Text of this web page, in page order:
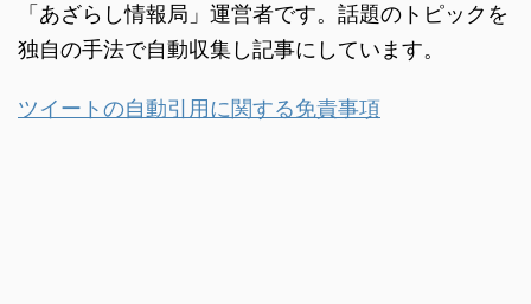
「あざらし情報局」運営者です。話題のトピックを
独自の手法で自動収集し記事にしています。
ツイートの自動引用に関する免責事項